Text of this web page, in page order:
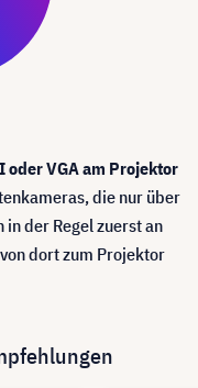
oder VGA am Projektor
die nur über
in der Regel zuerst an
dort zum Projektor